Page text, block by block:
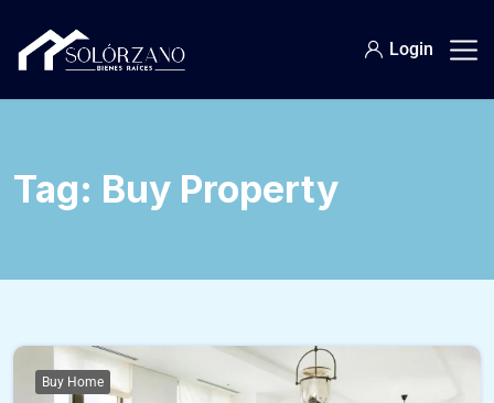
Login
Tag: Buy Property
Buy Home